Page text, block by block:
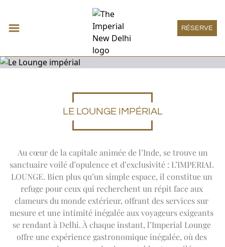
RÉSERVE
Expand
CHAMBRE DÉCO
CHAMBRE HÉRITAGE
CHAMBRE GRAND HÉRITAGE
SUITE HÉRITAGE
SUITE DÉCO
SUITE VICEROY
SUITE LUXURY
SUITE THE IMPERIAL
CHAMBRES ACCESSIBLES
Restaurants et Bars
THE SPICE ROUTE
SAN GIMIGNANO
1911 RESTAURANT
THE ATRIUM
PATIALA PEG
THE HARDINGE BAR
1911 BAR
Réunions et événements
Expand
MEETINGS
SOCIAL
ONE IMPERIAL PLACE
REGAL EXCLUSIVITY
OFFRES SPÉCIALES
Bien-Etre
Expand
Bien-Etre
THE IMPERIAL SPA
DES OFFRES
AYURVEDA
CARTE DES SOINS
PISCINE
YOGA SANCTUM
APTITUDE
SALON THE IMPERIAL
Boutique Impériale
Expand
BOUTIQUE IMPÉRIALE
Lounge impérial
Expand Lounge
LOUNGE IMPÉRIAL
Expériences
Expand
ART
EXCURSION D'UNE JOURNÉE AU TAJ MAHAL
TOUR DE LA VILLE
Offres spéciales
Expand Offres
OFFRES D'HIVER
LE LOUNGE IMPÉRIAL
sanctuaire voilé d’opulence et d’exclusivité : L’IMPERIAL
LOUNGE. Bien plus qu’un simple espace, il constitue un
refuge pour ceux qui recherchent un répit face aux
clameurs du monde extérieur, offrant des services sur
mesure et une intimité inégalée aux voyageurs exigeants
se rendant à Delhi. À chaque instant, l’Imperial Lounge
offre une expérience gastronomique inégalée, où des